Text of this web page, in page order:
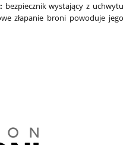
bezpiecznik wystający z uchwytu
złapanie broni powoduje jego